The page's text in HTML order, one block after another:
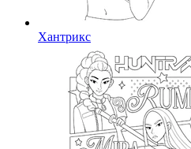
Хантрикс